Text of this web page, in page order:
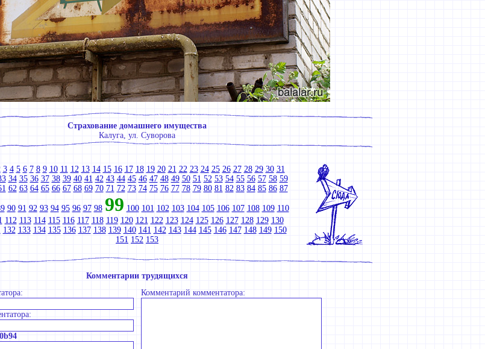
Страхование домашнего имущества
Калуга, ул. Суворова
3 4 5 6 7 8 9 10 11 12 13 14 15 16 17 18 19 20 21 22 23 24 25 26 27 28 29 30 31
34 35 36 37 38 39 40 41 42 43 44 45 46 47 48 49 50 51 52 53 54 55 56 57 58 59
62 63 64 65 66 67 68 69 70 71 72 73 74 75 76 77 78 79 80 81 82 83 84 85 86 87
90 91 92 93 94 95 96 97 98 99 100 101 102 103 104 105 106 107 108 109 110
112 113 114 115 116 117 118 119 120 121 122 123 124 125 126 127 128 129 130
132 133 134 135 136 137 138 139 140 141 142 143 144 145 146 147 148 149 150
151 152 153
Комментарии трудящихся
0b94
Комментарий комментатора: